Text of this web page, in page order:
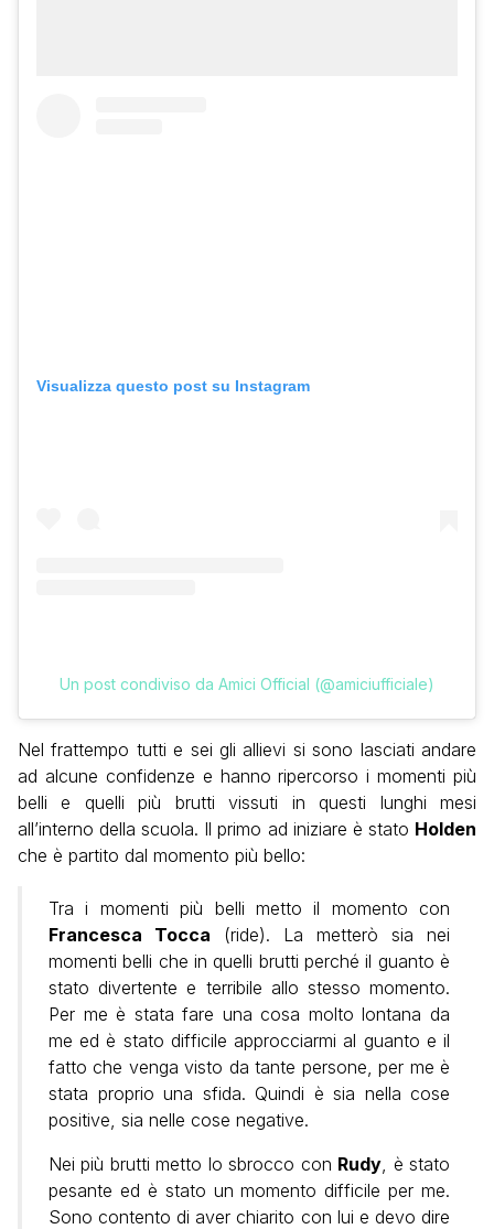
Visualizza questo post su Instagram
Un post condiviso da Amici Official (@amiciufficiale)
Nel frattempo tutti e sei gli allievi si sono lasciati andare
ad alcune confidenze e hanno ripercorso i momenti più
belli e quelli più brutti vissuti in questi lunghi mesi
all’interno della scuola. Il primo ad iniziare è stato Holden
che è partito dal momento più bello:
Tra i momenti più belli metto il momento con
Francesca Tocca (ride). La metterò sia nei
momenti belli che in quelli brutti perché il guanto è
stato divertente e terribile allo stesso momento.
Per me è stata fare una cosa molto lontana da
me ed è stato difficile approcciarmi al guanto e il
fatto che venga visto da tante persone, per me è
stata proprio una sfida. Quindi è sia nella cose
positive, sia nelle cose negative.
Nei più brutti metto lo sbrocco con Rudy , è stato
pesante ed è stato un momento difficile per me.
Sono contento di aver chiarito con lui e devo dire